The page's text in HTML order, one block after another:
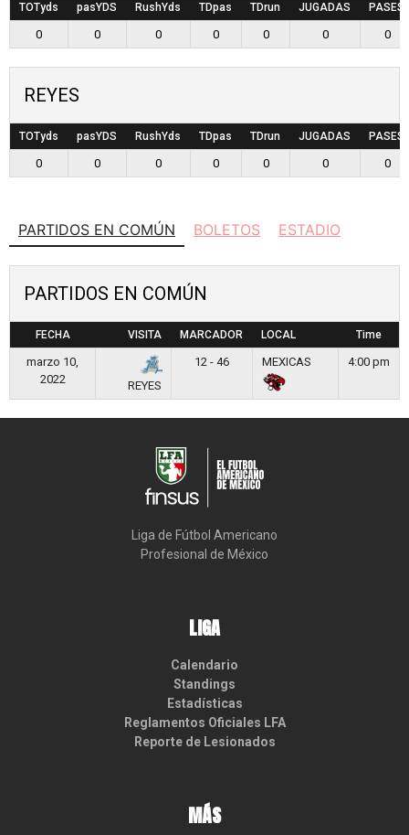
TOTyds pasYDS RushYds TDpas TDrun JUGADAS PASES
0 0 0 0 0 0 0
REYES
TOTyds pasYDS RushYds TDpas TDrun JUGADAS PASES
0 0 0 0 0 0 0
PARTIDOS EN COMÚN BOLETOS ESTADIO
PARTIDOS EN COMÚN
FECHA VISITA MARCADOR LOCAL Time
marzo 10,
2022
REYES
12 - 46 MEXICAS 4:00 pm
Liga de Fútbol Americano
Profesional de México
LIGA
Calendario
Standings
Estadísticas
Reglamentos Oficiales LFA
Reporte de Lesionados
MÁS